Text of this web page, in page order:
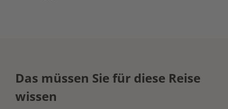
Das müssen Sie für diese Reise
wissen